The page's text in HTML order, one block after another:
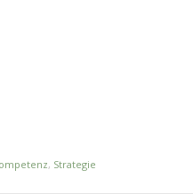
, Strategie